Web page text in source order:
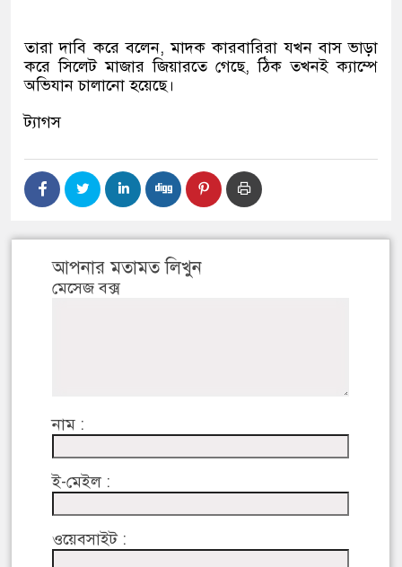
তারা দাবি করে বলেন, মাদক কারবারিরা যখন বাস ভাড়া
করে সিলেট মাজার জিয়ারতে গেছে, ঠিক তখনই ক্যাম্পে
অভিযান চালানো হয়েছে।
ট্যাগস
আপনার মতামত লিখুন
মেসেজ বক্স
নাম :
ই-মেইল :
ওয়েবসাইট :